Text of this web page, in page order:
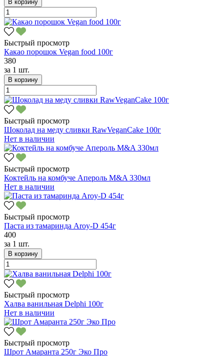
В корзину
Быстрый просмотр
Какао порошок Vegan food 100г
380
за 1 шт.
В корзину
Быстрый просмотр
Шоколад на меду сливки RawVeganCake 100г
Нет в наличии
Быстрый просмотр
Коктейль на комбуче Апероль M&A 330мл
Нет в наличии
Быстрый просмотр
Паста из тамаринда Aroy-D 454г
400
за 1 шт.
В корзину
Быстрый просмотр
Халва ванильная Delphi 100г
Нет в наличии
Быстрый просмотр
Шрот Амаранта 250г Эко Про